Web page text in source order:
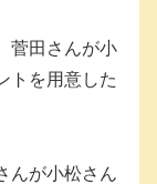
菅田さんが小
トを用意した
んが小松さん